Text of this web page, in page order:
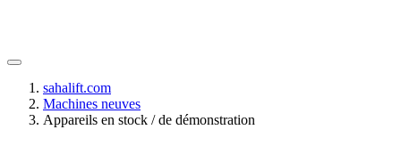
sahalift.com
Machines neuves
Appareils en stock / de démonstration